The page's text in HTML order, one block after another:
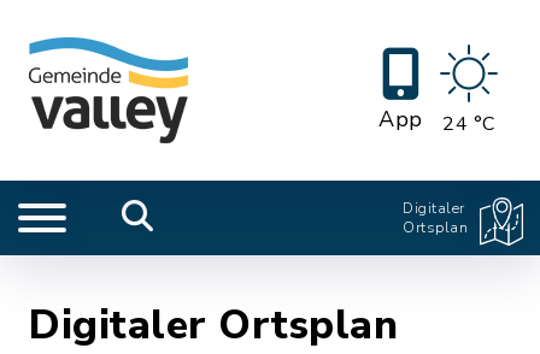
App 24 °C
Digitaler
Ortsplan
Digitaler Ortsplan